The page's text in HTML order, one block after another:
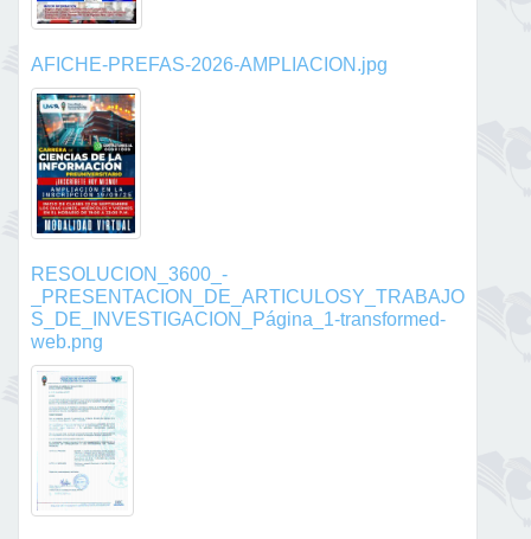
AFICHE-PREFAS-2026-AMPLIACION.jpg
RESOLUCION_3600_-
_PRESENTACION_DE_ARTICULOSY_TRABAJO
S_DE_INVESTIGACION_Página_1-transformed-
web.png